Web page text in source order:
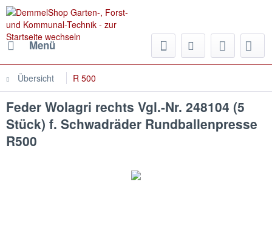
Menü
Übersicht R 500
Feder Wolagri rechts Vgl.-Nr. 248104 (5
Stück) f. Schwadräder Rundballenpresse
R500